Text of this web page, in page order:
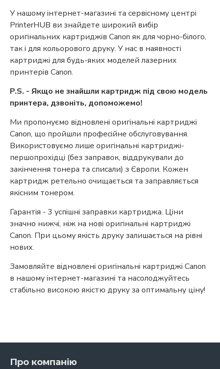
У нашому інтернет-магазині та сервісному центрі
PrinterHUB ви знайдете широкий вибір
оригінальних картриджів Canon як для чорно-білого,
так і для кольорового друку. У нас в наявності
картриджі для будь-яких моделей лазерних
принтерів Canon.
P.S. - Якщо не знайшли картридж під свою модель
принтера, дзвоніть, допоможемо!
Ми пропонуємо відновлені оригінальні картриджі
Canon, що пройшли професійне обслуговування.
Використовуємо лише оригінальні картриджі-
першопрохідці (без заправок, віддрукували до
закінчення тонера та списали) з Європи. Кожен
картридж ретельно очищається та заправляється
якісним тонером.
Гарантія - 3 успішні заправки картриджа. Ціни
значно нижчі, ніж на нові оригінальні картриджі
Canon. При цьому якість друку залишається на рівні
нових.
Замовляйте відновлені оригінальні картриджі Canon
в нашому інтернет-магазині та насолоджуйтесь
стабільно високою якістю друку за оптимальну ціну!
Про компанію